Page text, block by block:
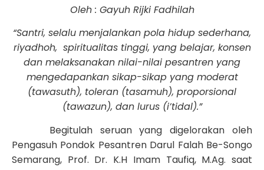
Oleh : Gayuh Rijki Fadhilah
“Santri, selalu menjalankan pola hidup sederhana,
riyadhoh, spiritualitas tinggi, yang belajar, konsen
dan melaksanakan nilai-nilai pesantren yang
mengedapankan sikap-sikap yang moderat
(tawasuth), toleran (tasamuh), proporsional
(tawazun), dan lurus (i’tidal).”
Begitulah seruan yang digelorakan oleh
Pengasuh Pondok Pesantren Darul Falah Be-Songo
Semarang, Prof. Dr. K.H Imam Taufiq, M.Ag. saat